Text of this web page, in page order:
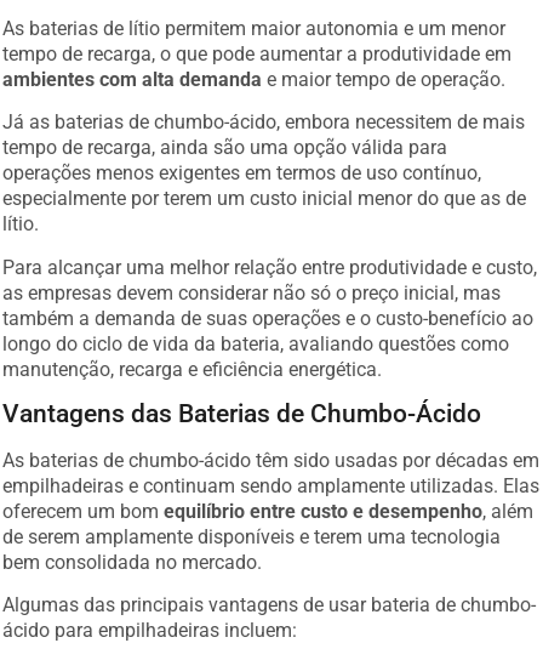
As baterias de lítio permitem maior autonomia e um menor
tempo de recarga, o que pode aumentar a produtividade em
ambientes com alta demanda e maior tempo de operação.
Já as baterias de chumbo-ácido, embora necessitem de mais
tempo de recarga, ainda são uma opção válida para
operações menos exigentes em termos de uso contínuo,
especialmente por terem um custo inicial menor do que as de
lítio.
Para alcançar uma melhor relação entre produtividade e custo,
as empresas devem considerar não só o preço inicial, mas
também a demanda de suas operações e o custo-benefício ao
longo do ciclo de vida da bateria, avaliando questões como
manutenção, recarga e eficiência energética.
Vantagens das Baterias de Chumbo-Ácido
As baterias de chumbo-ácido têm sido usadas por décadas em
empilhadeiras e continuam sendo amplamente utilizadas. Elas
oferecem um bomequilíbrio entre custo e desempenho, além
de serem amplamente disponíveis e terem uma tecnologia
bem consolidada no mercado.
Algumas das principais vantagens de usar bateria de chumbo-
ácido para empilhadeiras incluem: